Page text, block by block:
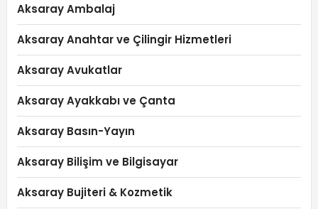
Aksaray Ambalaj
Aksaray Anahtar ve Çilingir Hizmetleri
Aksaray Avukatlar
Aksaray Ayakkabı ve Çanta
Aksaray Basın-Yayın
Aksaray Bilişim ve Bilgisayar
Aksaray Bujiteri & Kozmetik